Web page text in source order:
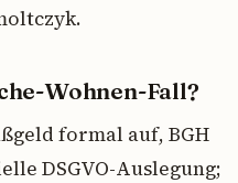
Wohnen-Fall?
formal auf, BGH
DSGVO-Auslegung;